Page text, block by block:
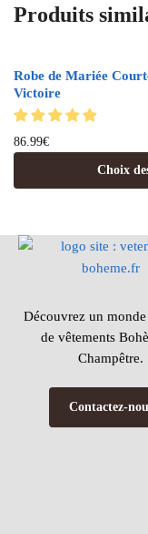
Produits
Robe de Mariée
Victoire
86.99€
Choix
Découvrez un
de vêtements
Champêtre.
Contactez-